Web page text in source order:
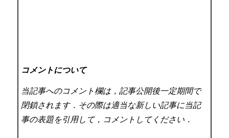
コメントについて
当記事へのコメント欄は，記事公開後一定期間で
閉鎖されます．その際は適当な新しい記事に当記
事の表題を引用して，コメントしてください．